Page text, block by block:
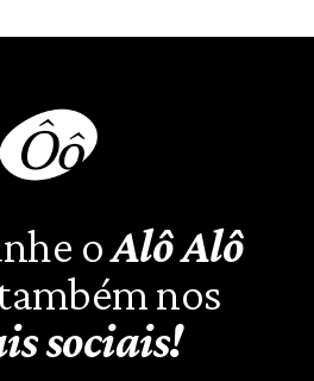
oAlô Alô
nos
sociais!